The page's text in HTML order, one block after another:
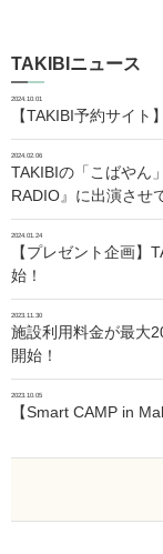
TAKIBIニュース
2024.10.01
【TAKIBI予約サイ
2024.02.06
TAKIBIの「こばやん
RADIO』に出演させ
2024.01.24
【プレゼント企画】
始！
2023.11.30
施設利用料金が最大
開始！
2023.10.05
【Smart CAMP in